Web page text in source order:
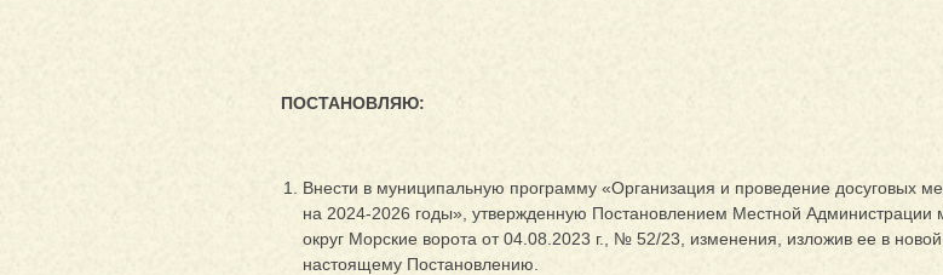
ПОСТАНОВЛЯЮ:
Внести в муниципальную программу «Организация и проведение досуговых
на 2024-2026 годы», утвержденную Постановлением Местной Администрации
округ Морские ворота от 04.08.2023 г., № 52/23, изменения, изложив ее в
настоящему Постановлению.